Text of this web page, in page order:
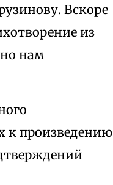
Вскоре
из
нам
к произведению